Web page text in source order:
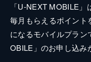
「U-NEXT MOBILE
毎月もらえるポイント
になるモバイルプラ
OBILE」のお申し込み